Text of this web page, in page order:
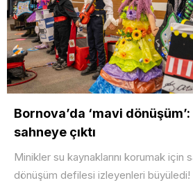
Bornova’da ‘mavi
sahneye çıktı
Minikler su kaynaklarını korumak için
dönüşüm defilesi izleyenleri büyüledi!